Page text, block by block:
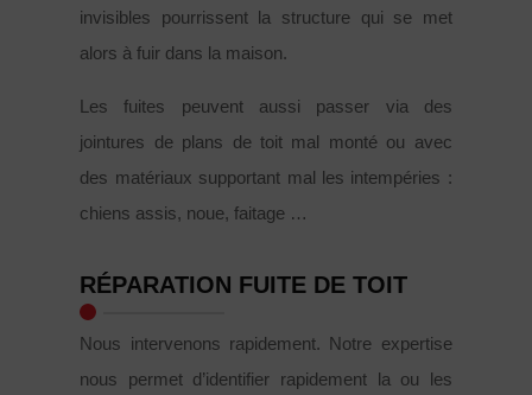
invisibles pourrissent la structure qui se met
alors à fuir dans la maison.
Les fuites peuvent aussi passer via des
jointures de plans de toit mal monté ou avec
des matériaux supportant mal les intempéries :
chiens assis, noue, faitage …
RÉPARATION FUITE DE TOIT
Nous intervenons rapidement. Notre expertise
nous permet d’identifier rapidement la ou les